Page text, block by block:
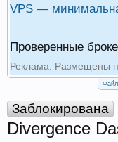
VPS —
Проверенные
Реклама. Размещены
Заблокирована
Divergence